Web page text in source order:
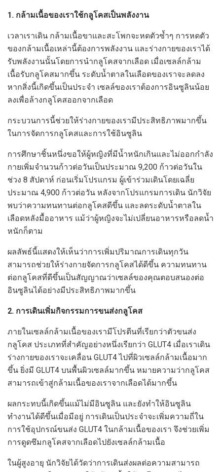
1. กล้ามเนื้อของเราใช้กลูโคสเป็นพลังงาน
เวลาเราเดิน กล้ามเนื้อขาและสะโพกจะหดตัวซ้ำๆ การหดตัว
ของกล้ามเนื้อเหล่านี้ต้องการพลังงาน และร่างกายของเราได้
รับพลังงานนั้นโดยการนำกลูโคสจากเลือด เมื่อเซลล์กล้าม
เนื้อรับกลูโคสมากขึ้น ระดับน้ำตาลในเลือดของเราจะลดลง
หากสิ่งนี้เกิดขึ้นเป็นประจำ เซลล์ของเราต้องการอินซูลินน้อย
ลงเพื่อล้างกลูโคสออกจากเลือด
กระบวนการนี้ช่วยให้ร่างกายของเรามีประสิทธิภาพมากขึ้น
ในการจัดการกลูโคสและการใช้อินซูลิน
การศึกษาชิ้นหนึ่งขอให้ผู้หญิงที่มีน้ำหนักเกินและไม่ออกกำลัง
กายเพิ่มจำนวนก้าวต่อวันเป็นประมาณ 9,200 ก้าวต่อวันใน
ช่วง 8 สัปดาห์ ก่อนเริ่มโปรแกรม ผู้เข้าร่วมเดินโดยเฉลี่ย
ประมาณ 4,900 ก้าวต่อวัน หลังจากโปรแกรมการเดิน นักวิจัย
พบว่าความทนทานต่อกลูโคสดีขึ้น และลดระดับน้ำตาลใน
เลือดหลังมื้ออาหาร แม้ว่าผู้หญิงจะไม่เปลี่ยนอาหารหรือลดน้ำ
หนักก็ตาม
ผลลัพธ์นี้แสดงให้เห็นว่าการเพิ่มปริมาณการเดินทุกวัน
สามารถช่วยให้ร่างกายจัดการกลูโคสได้ดีขึ้น ความทนทาน
ต่อกลูโคสที่ดีขึ้นเป็นสัญญาณว่าเซลล์ของคุณตอบสนองต่อ
อินซูลินได้อย่างมีประสิทธิภาพมากขึ้น
2. การเดินเพิ่มกิจกรรมการขนส่งกลูโคส
ภายในเซลล์กล้ามเนื้อของเรามีโปรตีนที่เรียกว่าตัวขนส่ง
กลูโคส ประเภทที่สำคัญอย่างหนึ่งเรียกว่า GLUT4 เมื่อเราเดิน
ร่างกายของเราจะเคลื่อน GLUT4 ไปที่ผิวเซลล์กล้ามเนื้อมาก
ขึ้น ยิ่งมี GLUT4 บนพื้นผิวเซลล์มากขึ้น หมายความว่ากลูโคส
สามารถเข้าสู่กล้ามเนื้อของเราจากเลือดได้มากขึ้น
ผลกระทบนี้เกิดขึ้นแม้ไม่มีอินซูลิน และยังทำให้อินซูลิน
ทำงานได้ดีขึ้นเมื่อมีอยู่ การเดินเป็นประจำจะเพิ่มความถี่ใน
การใช้อุปกรณ์ขนส่ง GLUT4 ในกล้ามเนื้อของเรา จึงช่วยเพิ่ม
การดูดซึมกลูโคสจากเลือดไปยังเซลล์กล้ามเนื้อ
ในผู้สูงอายุ นักวิจัยได้วัดว่าการเดินส่งผลต่อความสามารถ